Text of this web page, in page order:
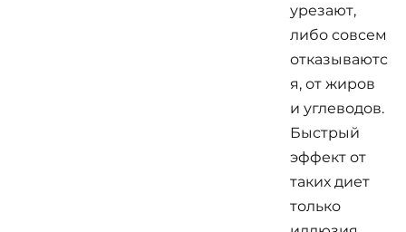
урезают,
либо совсем
отказываютс
я, от жиров
и углеводов.
Быстрый
эффект от
таких диет
только